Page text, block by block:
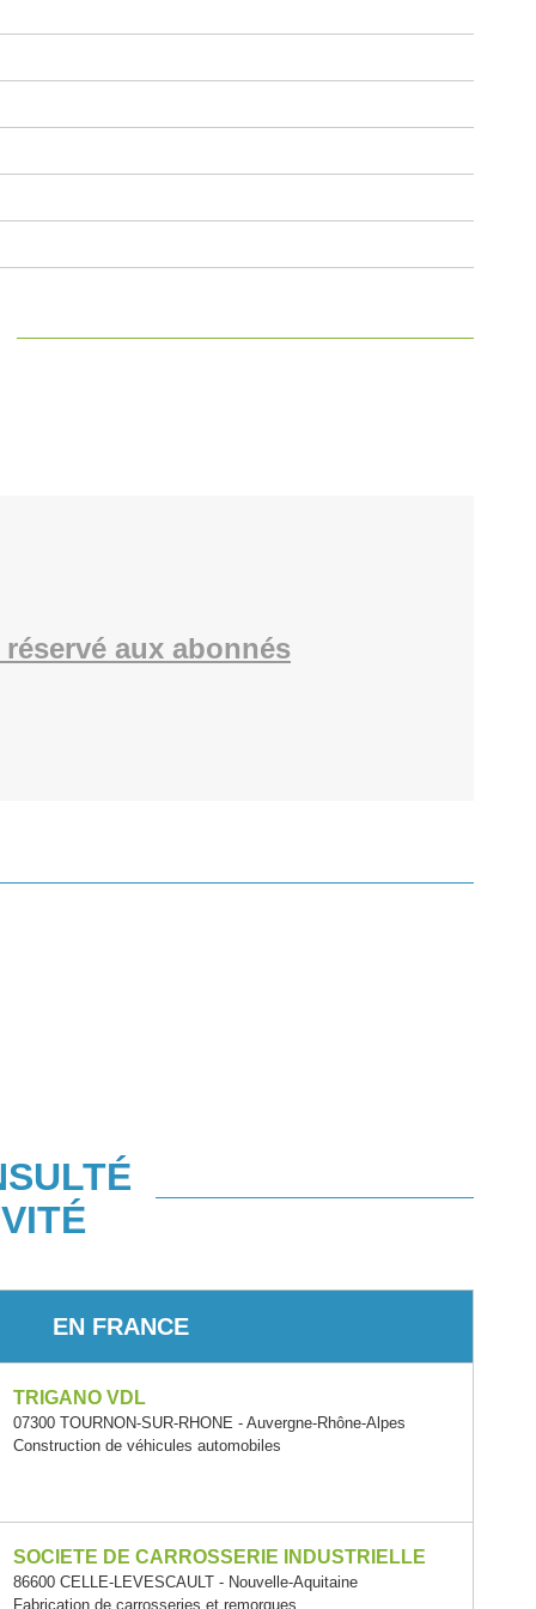
aux abonnés
EN FRANCE
TRIGANO VDL
07300 TOURNON-SUR-RHONE - Auvergne-Rhône-Alpes
Construction de véhicules automobiles
SOCIETE DE CARROSSERIE INDUSTRIELLE
86600 CELLE-LEVESCAULT - Nouvelle-Aquitaine
Fabrication de carrosseries et remorques